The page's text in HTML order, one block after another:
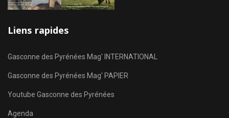
Liens rapides
Gasconne des Pyrénées Mag' INTERNATIONAL
Gasconne des Pyrénées Mag' PAPIER
Youtube Gasconne des Pyrénées
Agenda